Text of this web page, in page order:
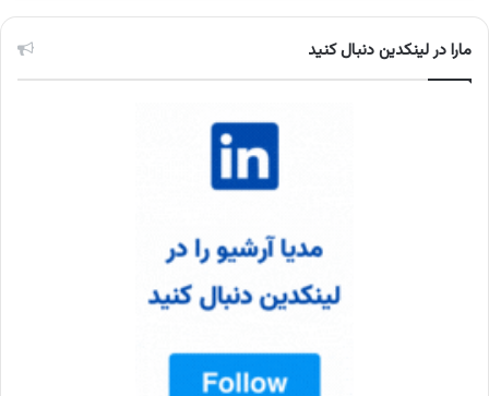
مارا در لینکدین دنبال کنید